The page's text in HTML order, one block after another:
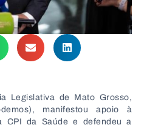
Legislativa de Mato Grosso,
manifestou apoio à
CPI da Saúde e defendeu a